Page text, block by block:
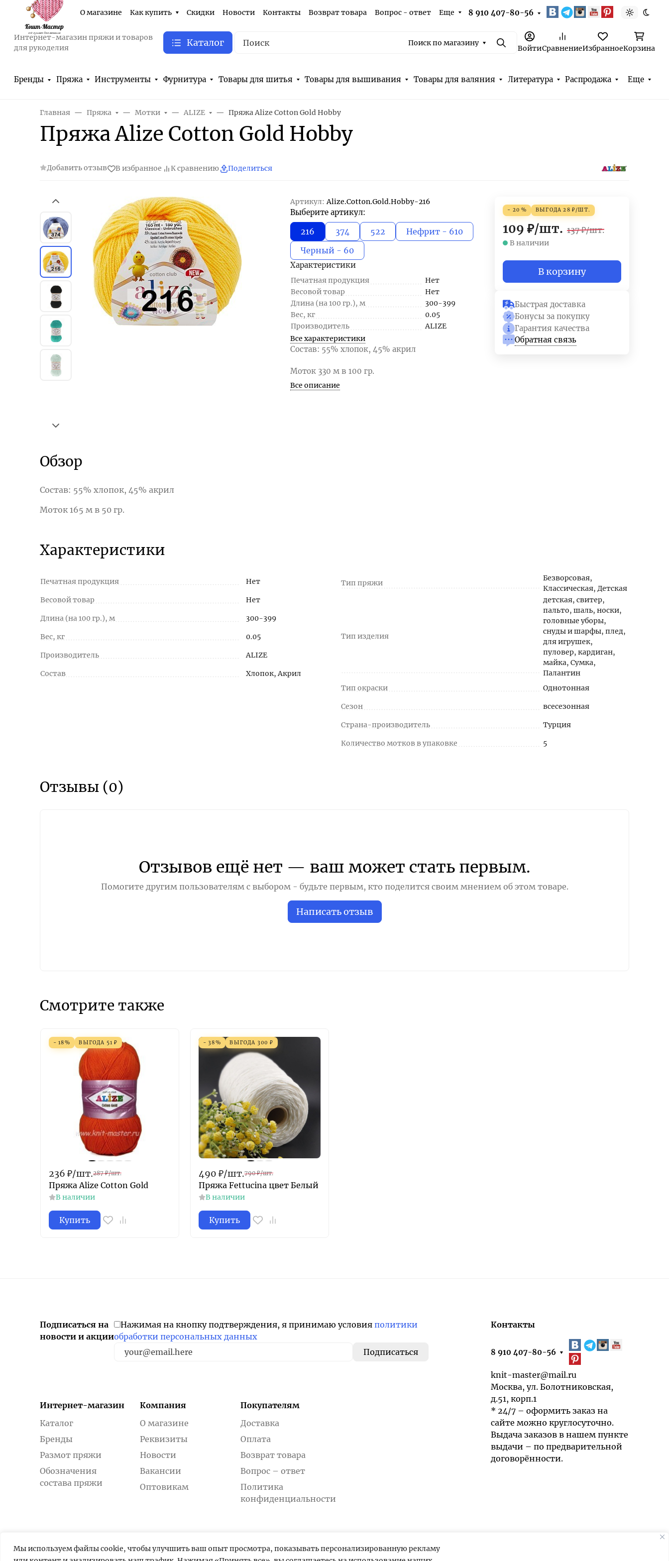
Мы используем файлы cookie, чтобы улучшить ваш опыт просмотра, показывать персонализированную рекламу
О магазине Как купить Скидки Новости Контакты Возврат товара Вопрос - ответ Еще 8 910 407-80-56 Светлая
Интернет-магазин пряжи и товаров
для рукоделия
Каталог Поиск по магазину ПоискВойтиСравнениеИзбранноеКорзина
Бренды Пряжа Инструменты Фурнитура Товары для шитья Товары для вышивания Товары для валяния Литература Распродажа Еще
Главная Пряжа Мотки ALIZE Пряжа Alize Cotton Gold Hobby
Пряжа Alize Cotton Gold Hobby
Добавить отзыв В избранное К сравнению Поделиться
Артикул: Alize.Cotton.Gold.Hobby-216
Выберите артикул:
216 374 522
Нефрит - 610
Черный - 60
Характеристики
Печатная продукция
Нет
Весовой товар
Нет
Длина (на 100 гр.), м
300-399
Вес, кг
0.05
Производитель
ALIZE
Все характеристики
Состав: 55% хлопок, 45% акрил
Моток 330 м в 100 гр.
Все описание
- 20 % ВЫГОДА28 ₽/ШТ.
109 ₽/шт. 137 ₽/шт.
В наличии
В корзину
Быстрая доставка
Бонусы за покупку
Гарантия качества
Обратная связь
Обзор
Состав: 55% хлопок, 45% акрил
Моток 165 м в 50 гр.
Характеристики
Печатная продукция Нет
Весовой товар Нет
Длина (на 100 гр.), м 300-399
Вес, кг 0.05
Производитель ALIZE
Состав Хлопок, Акрил
Тип пряжи
Безворсовая,
Классическая, Детская
Тип изделия
детская, свитер,
пальто, шаль, носки,
головные уборы,
снуды и шарфы, плед,
для игрушек,
пуловер, кардиган,
майка, Сумка,
Палантин
Тип окраски
Однотонная
Сезон всесезонная
Страна-производитель Турция
Количество мотков в упаковке 5
Отзывы (0)
Отзывов ещё нет — ваш может стать первым.
Помогите другим пользователям с выбором - будьте первым, кто поделится своим мнением об этом товаре.
Написать отзыв
Смотрите также
- 18% ВЫГОДА 51 ₽
236 ₽/шт.287 ₽/шт.
Пряжа Alize Cotton Gold
В наличии
Купить
- 38% ВЫГОДА 300 ₽
490 ₽/шт.790 ₽/шт.
Пряжа Fettucina цвет Белый
В наличии
Купить
Подписаться на
новости и акции
Нажимая на кнопку подтверждения, я принимаю условия политики
обработки персональных данных
Интернет-магазин
Каталог
Бренды
Размот пряжи
Обозначения
состава пряжи
Компания
О магазине
Реквизиты
Новости
Вакансии
Оптовикам
Покупателям
Доставка
Оплата
Возврат товара
Вопрос – ответ
Политика
конфиденциальности
Контакты
8 910 407-80-56
knit-master@mail.ru
Москва, ул. Болотниковская,
д.51, корп.1
* 24/7 – оформить заказ на
сайте можно круглосуточно.
Выдача заказов в нашем пункте
выдачи – по предварительной
договорённости.